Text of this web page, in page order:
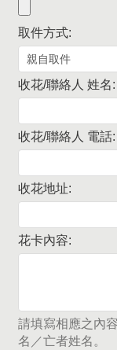
取件方式:
收花/聯絡人 姓名:
收花/聯絡人 電話:
收花地址:
花卡內容:
請填寫相應之內
名／亡者姓名。